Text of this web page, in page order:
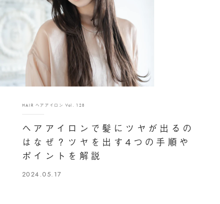
HAIR ヘアアイロン Vol. 128
ヘアアイロンで髪にツヤが出るの
はなぜ？ツヤを出す4つの手順や
ポイントを解説
2024.05.17